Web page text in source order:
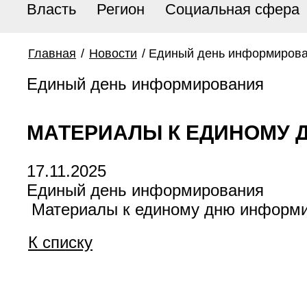
Власть Регион Социальная сфера
Главная / Новости / Единый день
Единый день информирования
МАТЕРИАЛЫ К ЕДИНОМУ
17.11.2025
Единый день информирования
Материалы к единому дню
К списку